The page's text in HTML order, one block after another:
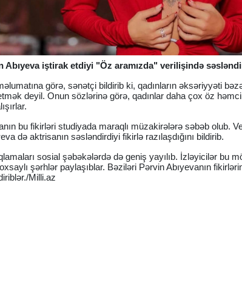
Abıyeva iştirak etdiyi "Öz aramızda" verilişində
görə, sənətçi bildirib ki, qadınların əksəriyyəti
deyil. Onun sözlərinə görə, qadınlar daha çox öz
bu fikirləri studiyada maraqlı müzakirələrə səbəb olub.
də aktrisanın səsləndirdiyi fikirlə razılaşdığını bildirib.
sosial şəbəkələrdə də geniş yayılıb. İzləyicilər bu
şərhlər paylaşıblar. Bəziləri Pərvin Abıyevanın
Milli.az